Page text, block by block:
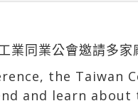
業同業公會邀請多
the Taiwan
and learn